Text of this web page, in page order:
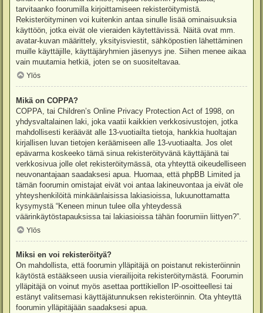
tarvitaanko foorumilla kirjoittamiseen rekisteröitymistä.
Rekisteröityminen voi kuitenkin antaa sinulle lisää ominaisuuksia
käyttöön, jotka eivät ole vieraiden käytettävissä. Näitä ovat mm.
avatar-kuvan määrittely, yksityisviestit, sähköpostien lähettäminen
muille käyttäjille, käyttäjäryhmien jäsenyys jne. Siihen menee aikaa
vain muutamia hetkiä, joten se on suositeltavaa.
Ylös
Mikä on COPPA?
COPPA, tai Children’s Online Privacy Protection Act of 1998, on
yhdysvaltalainen laki, joka vaatii kaikkien verkkosivustojen, jotka
mahdollisesti keräävät alle 13-vuotiailta tietoja, hankkia huoltajan
kirjallisen luvan tietojen keräämiseen alle 13-vuotiaalta. Jos olet
epävarma koskeeko tämä sinua rekisteröityvänä käyttäjänä tai
verkkosivua jolle olet rekisteröitymässä, ota yhteyttä oikeudelliseen
neuvonantajaan saadaksesi apua. Huomaa, että phpBB Limited ja
tämän foorumin omistajat eivät voi antaa lakineuvontaa ja eivät ole
yhteyshenkilöitä minkäänlaisissa lakiasioissa, lukuunottamatta
kysymystä “Keneen minun tulee olla yhteydessä
väärinkäytöstapauksissa tai lakiasioissa tähän foorumiin liittyen?”.
Ylös
Miksi en voi rekisteröityä?
On mahdollista, että foorumin ylläpitäjä on poistanut rekisteröinnin
käytöstä estääkseen uusia vierailijoita rekisteröitymästä. Foorumin
ylläpitäjä on voinut myös asettaa porttikiellon IP-osoitteellesi tai
estänyt valitsemasi käyttäjätunnuksen rekisteröinnin. Ota yhteyttä
foorumin ylläpitäjään saadaksesi apua.